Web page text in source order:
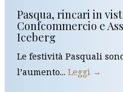
Pasqua, rincari in
Confcommercio e
Iceberg
Le festività Pasquali
l’aumento... Leggi →